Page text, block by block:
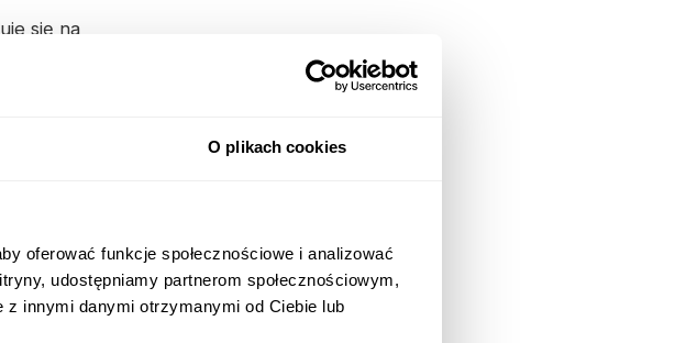
O plikach cookies
oferować funkcje społecznościowe i analizować
udostępniamy partnerom społecznościowym,
innymi danymi otrzymanymi od Ciebie lub
się na
w
krwi,